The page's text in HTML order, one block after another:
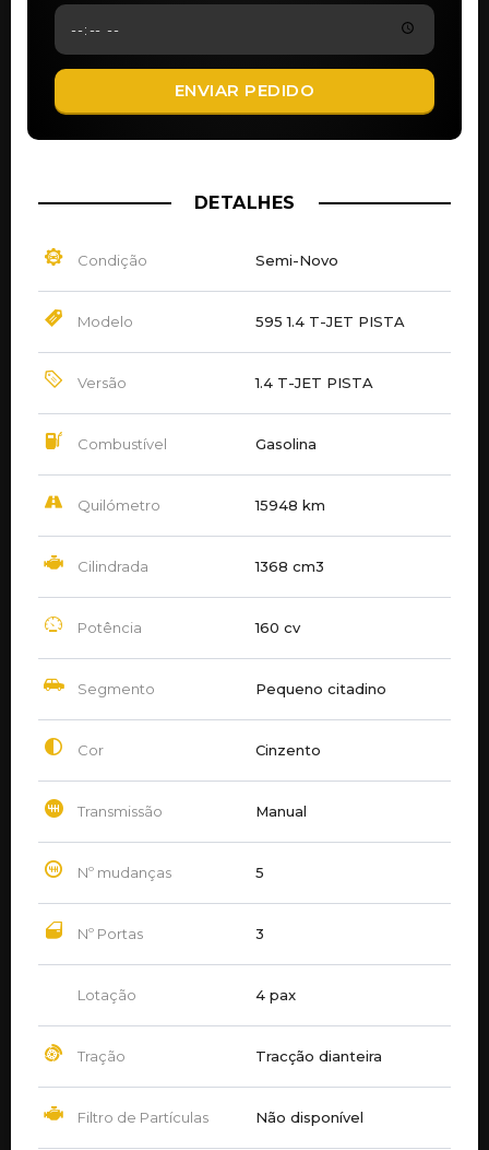
ENVIAR PEDIDO
DETALHES
Condição Semi-Novo
Modelo 595 1.4 T-JET PISTA
Versão 1.4 T-JET PISTA
Combustível Gasolina
Quilómetro 15948 km
Cilindrada 1368 cm3
Potência 160 cv
Segmento Pequeno citadino
Cor Cinzento
Transmissão Manual
Nº mudanças 5
Nº Portas 3
Lotação 4 pax
Tração Tracção dianteira
Filtro de Partículas Não disponível